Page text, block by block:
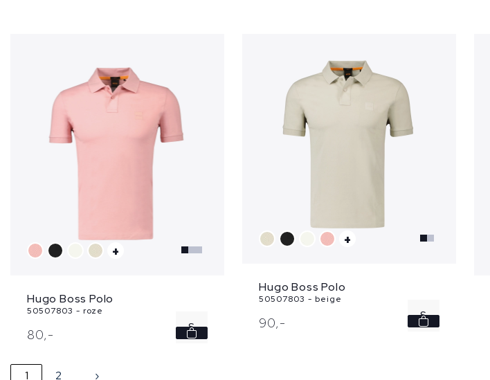
+
Hugo Boss Polo
50507803 - roze
80,- S
+
Hugo Boss Polo
50507803 - beige
90,- S
1 2 ›